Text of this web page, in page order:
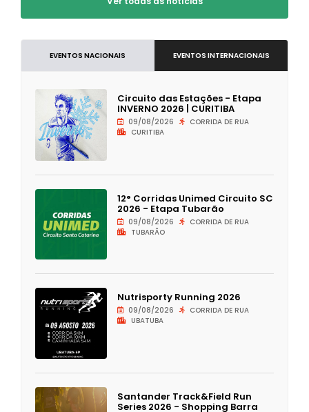
EVENTOS NACIONAIS EVENTOS INTERNACIONAIS
Circuito das Estações - Etapa
INVERNO 2026 | CURITIBA
09/08/2026
CORRIDA DE RUA
CURITIBA
12° Corridas Unimed Circuito SC
2026 - Etapa Tubarão
09/08/2026
CORRIDA DE RUA
TUBARÃO
Nutrisporty Running 2026
09/08/2026
CORRIDA DE RUA
UBATUBA
Santander Track&Field Run
Series 2026 - Shopping Barra